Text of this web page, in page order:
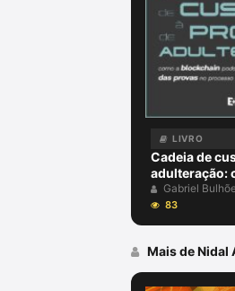
LIVRO
Cadeia de
adulteração:
blockchain
integridade
Gabriel
83
Mais de Nidal